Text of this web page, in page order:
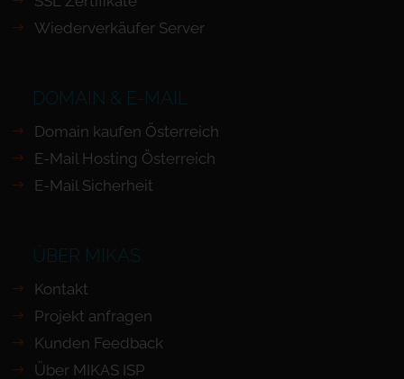
Wiederverkäufer Server
DOMAIN & E-MAIL
Domain kaufen Österreich
E-Mail Hosting Österreich
E-Mail Sicherheit
ÜBER MIKAS
Kontakt
Projekt anfragen
Kunden Feedback
Über MIKAS ISP